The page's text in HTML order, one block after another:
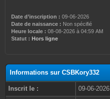
Date d’inscription : 09-06-2026
Date de naissance : Non spécifié
Heure locale : 08-08-2026 à 04:59 AM
Statut : Hors ligne
Informations sur CSBKory332
Inscrit le :
09-06-2026